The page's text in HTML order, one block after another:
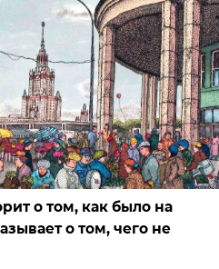
о том, как было на
о том, чего не